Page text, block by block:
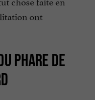
ont
PHARE DE